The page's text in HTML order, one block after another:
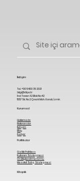
İletişim
Tel. +90 5400 35 2021
bilgi@diipo.tr
İnci Tower A2 Blok No:42
1557 Sk. No:2 Çınarlı Mah. Konak, İzmir.
Kurumsal
Hakkımızda
Referanslar
İletişim
Blog
Kariyer
Politikalar
Gizlilik Politikası
Kullanım Sözleşmesi
Ön Bilgilendirme Formu
Mesafeli Satış Sözleşmesi
Kitaplık